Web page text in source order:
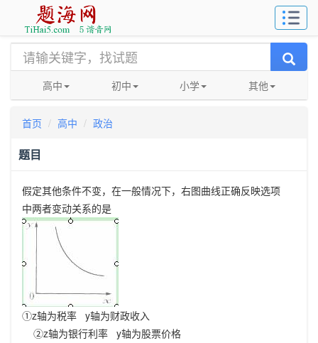
高中 初中 小学 其他
首页 高中 政治
题目
假定其他条件不变，在一般情况下，右图曲线正确反映选项
中两者变动关系的是
①z轴为税率 y轴为财政收入
②z轴为银行利率 y轴为股票价格